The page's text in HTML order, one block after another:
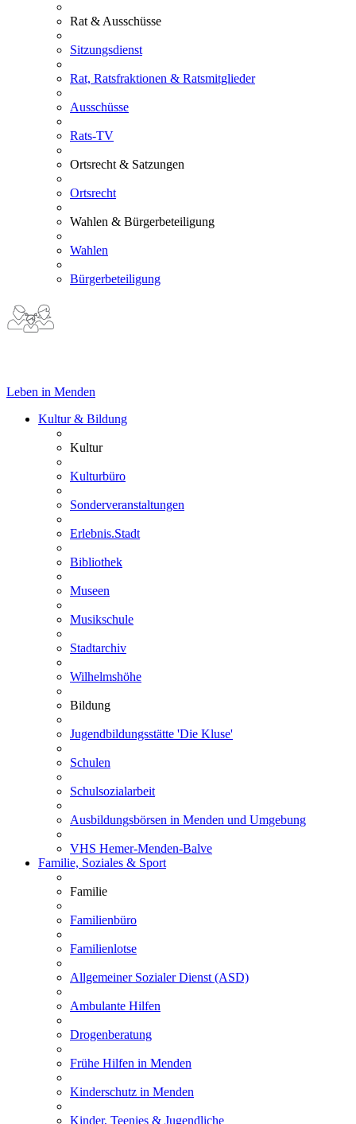
Rat & Ausschüsse
Sitzungsdienst
Rat, Ratsfraktionen & Ratsmitglieder
Ausschüsse
Rats-TV
Ortsrecht & Satzungen
Ortsrecht
Wahlen & Bürgerbeteiligung
Wahlen
Bürgerbeteiligung
Leben in Menden
Kultur & Bildung
Kultur
Kulturbüro
Sonderveranstaltungen
Erlebnis.Stadt
Bibliothek
Museen
Musikschule
Stadtarchiv
Wilhelmshöhe
Bildung
Jugendbildungsstätte 'Die Kluse'
Schulen
Schulsozialarbeit
Ausbildungsbörsen in Menden und Umgebung
VHS Hemer-Menden-Balve
Familie, Soziales & Sport
Familie
Familienbüro
Familienlotse
Allgemeiner Sozialer Dienst (ASD)
Ambulante Hilfen
Drogenberatung
Frühe Hilfen in Menden
Kinderschutz in Menden
Kinder, Teenies & Jugendliche